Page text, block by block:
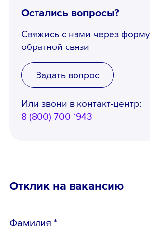
Остались вопросы?
Свяжись с нами через форму
обратной связи
Задать вопрос
Или звони в контакт-центр:
8 (800) 700 1943
Телефон *
Отклик на вакансию
Фамилия *